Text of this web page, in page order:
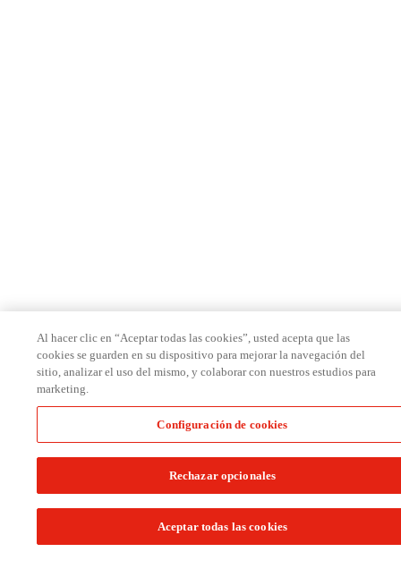
Al hacer clic en “Aceptar todas las cookies”, usted acepta que las
cookies se guarden en su dispositivo para mejorar la navegación del
sitio, analizar el uso del mismo, y colaborar con nuestros estudios para
marketing.
Configuración de cookies
Rechazar opcionales
Aceptar todas las cookies